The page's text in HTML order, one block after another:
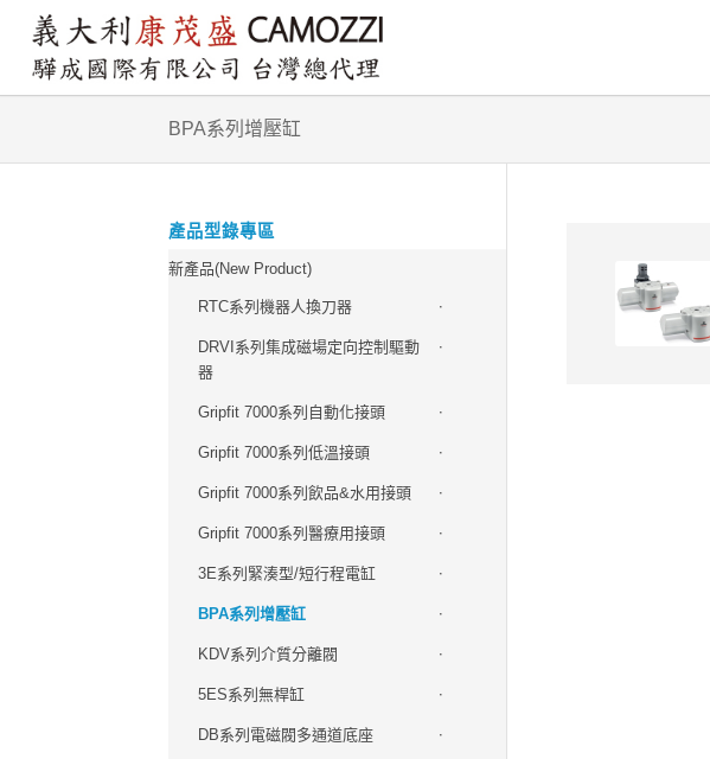
BPA系列增壓缸
產品型錄專區
新產品(New Product)
RTC系列機器人換刀器
DRVI系列集成磁場定向控制驅動
器
Gripfit 7000系列自動化接頭
Gripfit 7000系列低溫接頭
Gripfit 7000系列飲品&水用接頭
Gripfit 7000系列醫療用接頭
3E系列緊湊型/短行程電缸
BPA系列增壓缸
KDV系列介質分離閥
5ES系列無桿缸
DB系列電磁閥多通道底座